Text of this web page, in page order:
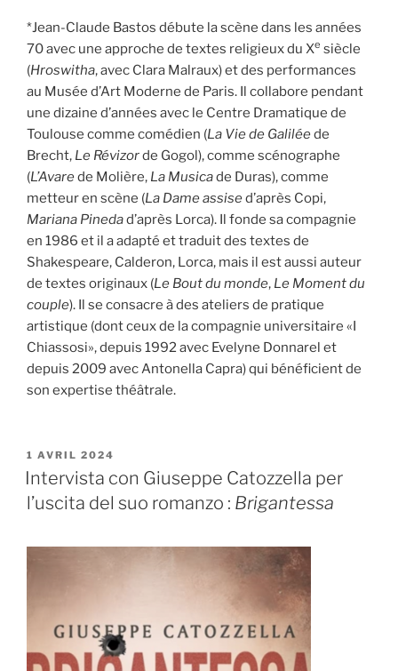
*Jean-Claude Bastos débute la scène dans les années
70 avec une approche de textes religieux du Xe siècle
(Hroswitha, avec Clara Malraux) et des performances
au Musée d’Art Moderne de Paris. Il collabore pendant
une dizaine d’années avec le Centre Dramatique de
Toulouse comme comédien (La Vie de Galiléede
Brecht, Le Révizorde Gogol), comme scénographe
(L’Avarede Molière, La Musicade Duras), comme
metteur en scène (La Dame assised’après Copi,
Mariana Pinedad’après Lorca). Il fonde sa compagnie
en 1986 et il a adapté et traduit des textes de
Shakespeare, Calderon, Lorca, mais il est aussi auteur
de textes originaux (Le Bout du monde, Le Moment du
couple). Il se consacre à des ateliers de pratique
artistique (dont ceux de la compagnie universitaire «I
Chiassosi», depuis 1992 avec Evelyne Donnarel et
depuis 2009 avec Antonella Capra) qui bénéficient de
son expertise théâtrale.
PUBLIÉ
LE
1 AVRIL 2024
Intervista con Giuseppe Catozzella per
l’uscita del suo romanzo : Brigantessa